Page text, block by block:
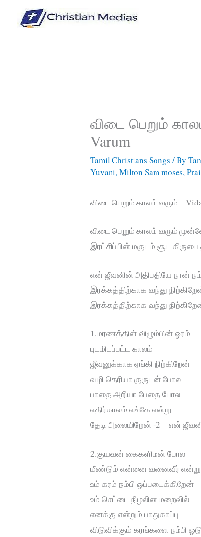
விடை பெறும்
Varum
Tamil Christians Songs / By
Yuvani,Milton Sam moses,
விடை பெறும் காலம் வரும் –
விடை பெறும் காலம் வரும்
இரட்சிப்பின் மகுடம் சூட கிருபை
என் ஜீவனின் அதிபதியே நான்
இரக்கத்திற்காக வந்து
இரக்கத்திற்காக வந்து
1.மரணத்தின் விழும்பின் ஓரம்
புடமிடப்பட்ட காலம்
ஜீவனுக்காக ஏங்கி நிற்கிறேன்
வழி தெரியா குருடன் போல
பாதை அறியா பேதை போல
எதிர்காலம் எங்கே என்று
தேடி அலையிறேன் -2 – என்
2.குயவன் கைகளிமன் போல
மீண்டும் என்னை வனைவீர் என்று
உம் கரம் நம்பி ஒப்படைக்கிறேன்
உம் செட்டை நிழலின மறைவில்
எனக்கு என்றும் பாதுகாப்பு
விடுவிக்கும் கரங்களை நம்பி